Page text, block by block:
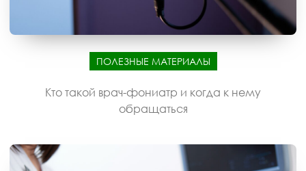
ПОЛЕЗНЫЕ МАТЕРИАЛЫ
Кто такой врач-фониатр и когда к нему
обращаться